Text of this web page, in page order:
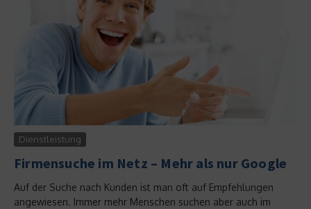
Dienstleistung
Firmensuche im Netz – Mehr als nur Google
Auf der Suche nach Kunden ist man oft auf Empfehlungen
angewiesen. Immer mehr Menschen suchen aber auch im